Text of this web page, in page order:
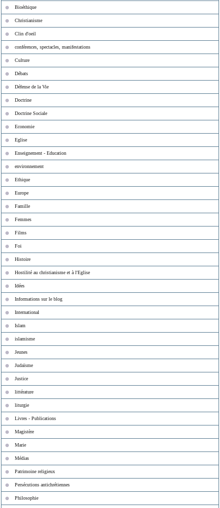
Bioéthique
Christianisme
Clin d'oeil
conférences, spectacles, manifestations
Culture
Débats
Défense de la Vie
Doctrine
Doctrine Sociale
Economie
Eglise
Enseignement - Education
environnement
Ethique
Europe
Famille
Femmes
Films
Foi
Histoire
Hostilité au christianisme et à l'Eglise
Idées
Informations sur le blog
International
Islam
islamisme
Jeunes
Judaïsme
Justice
littérature
liturgie
Livres - Publications
Magistère
Marie
Médias
Patrimoine religieux
Persécutions antichrétiennes
Philosophie